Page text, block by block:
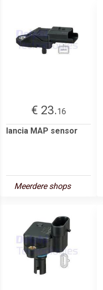
€ 23.16
lancia MAP sensor
Meerdere shops